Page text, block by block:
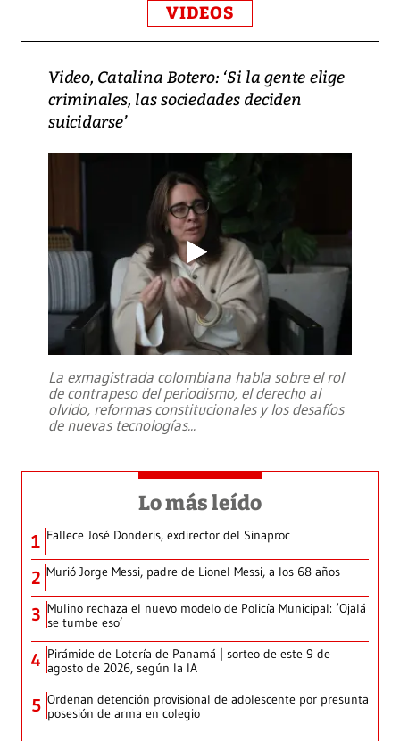
VIDEOS
Video, Catalina Botero: ‘Si la gente elige
criminales, las sociedades deciden
suicidarse’
La exmagistrada colombiana habla sobre el rol
de contrapeso del periodismo, el derecho al
olvido, reformas constitucionales y los desafíos
de nuevas tecnologías...
Lo más leído
1 Fallece José Donderis, exdirector del Sinaproc
2 Murió Jorge Messi, padre de Lionel Messi, a los 68 años
3 Mulino rechaza el nuevo modelo de Policía Municipal: ‘Ojalá
se tumbe eso’
4 Pirámide de Lotería de Panamá | sorteo de este 9 de
agosto de 2026, según la IA
5 Ordenan detención provisional de adolescente por presunta
posesión de arma en colegio